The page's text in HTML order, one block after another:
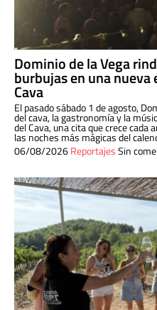
Dominio de la Vega
burbujas en una nueva
Cava
El pasado sábado 1 de agosto,
del cava, la gastronomía y la
del Cava, una cita que crece cada
las noches más mágicas del
06/08/2026ReportajesSin